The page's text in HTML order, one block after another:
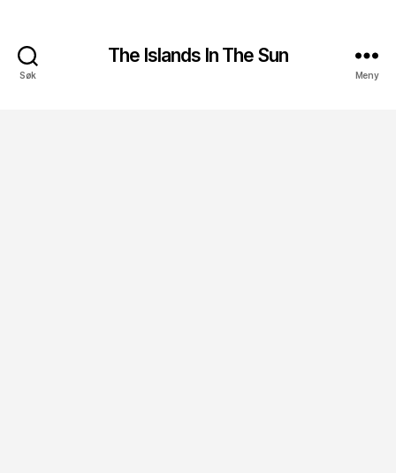
Søk
The Islands In The Sun
Meny